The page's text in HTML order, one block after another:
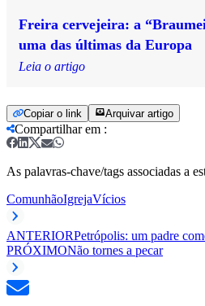
Freira cervejeira: a
uma das últimas da Europa
Leia o artigo
Copiar o link Arquivar artigo
Compartilhar em :
As palavras-chave/tags associadas a
ComunhãoIgrejaVícios
ANTERIORPetrópolis: um padre
PRÓXIMONão tornes a pecar